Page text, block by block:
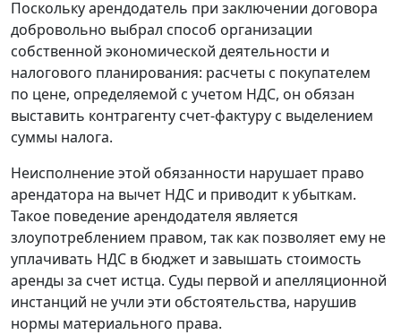
Поскольку арендодатель при заключении договора
добровольно выбрал способ организации
собственной экономической деятельности и
налогового планирования: расчеты с покупателем
по цене, определяемой с учетом НДС, он обязан
выставить контрагенту счет-фактуру с выделением
суммы налога.
Неисполнение этой обязанности нарушает право
арендатора на вычет НДС и приводит к убыткам.
Такое поведение арендодателя является
злоупотреблением правом, так как позволяет ему не
уплачивать НДС в бюджет и завышать стоимость
аренды за счет истца. Суды первой и апелляционной
инстанций не учли эти обстоятельства, нарушив
нормы материального права.